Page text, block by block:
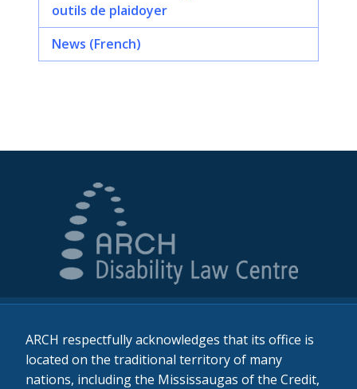
outils de plaidoyer
News (French)
ARCH respectfully acknowledges that its office is
located on the traditional territory of many
nations, including the Mississaugas of the Credit,